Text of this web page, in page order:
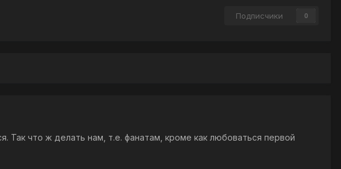
Подписчики 0
Так что ж делать нам, т.е. фанатам, кроме как любоваться первой